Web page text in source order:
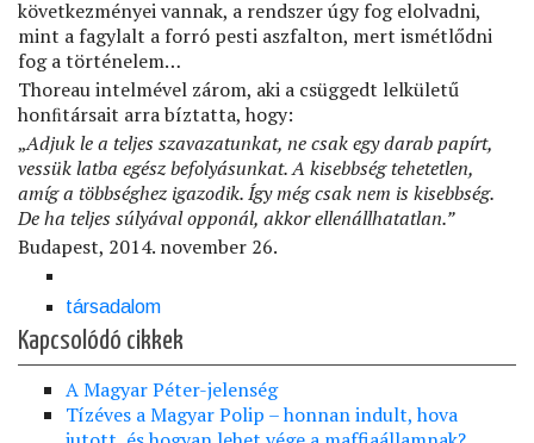
következményei vannak, a rendszer úgy fog elolvadni,
mint a fagylalt a forró pesti aszfalton, mert ismétlődni
fog a történelem…
Thoreau intelmével zárom, aki a csüggedt lelkületű
honﬁtársait arra bíztatta, hogy:
„Adjuk le a teljes szavazatunkat, ne csak egy darab papírt,
vessük latba egész befolyásunkat. A kisebbség tehetetlen,
amíg a többséghez igazodik. Így még csak nem is kisebbség.
De ha teljes súlyával opponál, akkor ellenállhatatlan.”
Budapest, 2014. november 26.
társadalom
Kapcsolódó cikkek
A Magyar Péter-jelenség
Tízéves a Magyar Polip – honnan indult, hova